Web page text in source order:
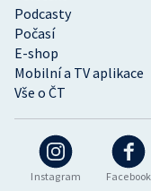
Instagram Facebook
Podcasty
Počasí
E-shop
Mobilní a TV aplikace
Vše o ČT